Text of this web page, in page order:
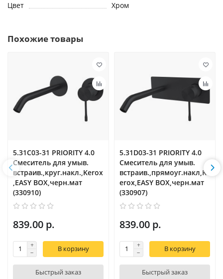
Цвет
Хром
Похожие товары
5.31C03-31 PRIORITY 4.0
Cмеситель для умыв.
встраив.,круг.накл.,Kerox
,EASY BOX,черн.мат
(330910)
839.00 р.
В корзину
Быстрый заказ
5.31D03-31 PRIORITY 4.0
Cмеситель для умыв.
встраив.,прямоуг.накл,K
erox,EASY BOX,черн.мат
(330907)
839.00 р.
В корзину
Быстрый заказ